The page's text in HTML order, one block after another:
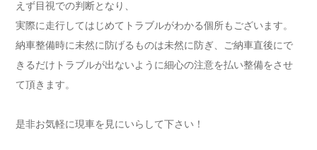
えず目視での判断となり、
実際に走行してはじめてトラブルがわかる個所もございます。
納車整備時に未然に防げるものは未然に防ぎ、ご納車直後にで
きるだけトラブルが出ないように細心の注意を払い整備をさせ
て頂きます。
是非お気軽に現車を見にいらして下さい！